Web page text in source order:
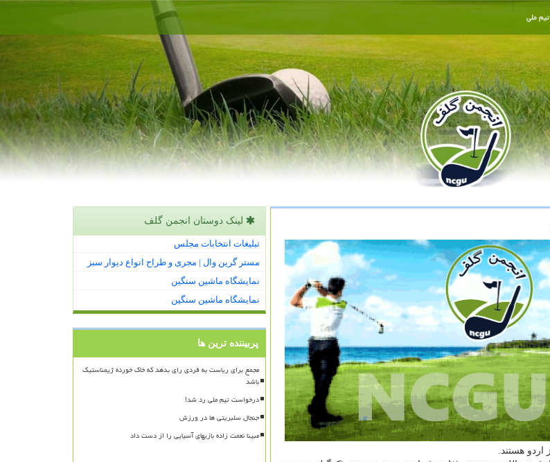
تیم ملی
لینک دوستان انجمن گلف
تبلیغات انتخابات مجلس
مستر گرین وال | مجری و طراح انواع دیوار سبز
نمایشگاه ماشین سنگین
نمایشگاه ماشین سنگین
پربیننده ترین ها
مجمع برای ریاست به فردی رای بدهد که خاک خورده ژیمناستیک
باشد
درخواست تیم ملی رد شد!
جنجال سلبریتی ها در ورزش
مبینا نعمت زاده بازیهای آسیایی را از دست داد